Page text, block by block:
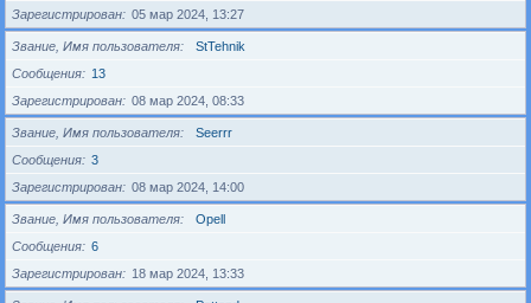
Зарегистрирован
05 мар 2024, 13:27
Звание, Имя пользователя
StTehnik
Сообщения
13
Зарегистрирован
08 мар 2024, 08:33
Звание, Имя пользователя
Seerrr
Сообщения
3
Зарегистрирован
08 мар 2024, 14:00
Звание, Имя пользователя
Opell
Сообщения
6
Зарегистрирован
18 мар 2024, 13:33